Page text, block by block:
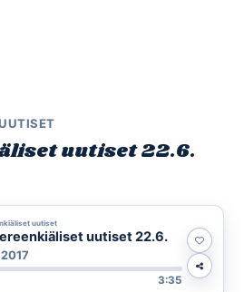
uutiset 22.6.
uutiset
uutiset 22.6.
3:35